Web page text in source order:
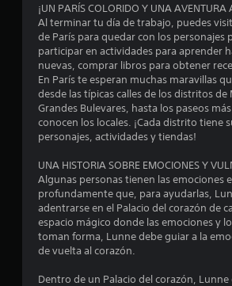
¡UN PARÍS COLORIDO Y UNA AVENTURA
Al terminar tu día de trabajo, puedes
de París para quedar con los personajes
participar en actividades para aprender
nuevas, comprar libros para obtener
En París te esperan muchas maravillas
desde las típicas calles de los distritos
Grandes Bulevares, hasta los paseos
conocen los locales. ¡Cada distrito tiene
personajes, actividades y tiendas!
UNA HISTORIA SOBRE EMOCIONES Y
Algunas personas tienen las emociones
profundamente que, para ayudarlas,
adentrarse en el Palacio del corazón de
espacio mágico donde las emociones y
toman forma, Lunne debe guiar a la
de vuelta al corazón.
Dentro de un Palacio del corazón, Lunne